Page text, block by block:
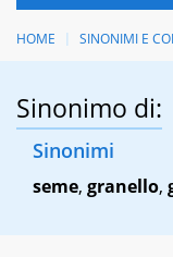
HOME SINONIMI E
Sinonimo di:
Sinonimi
seme, granello,